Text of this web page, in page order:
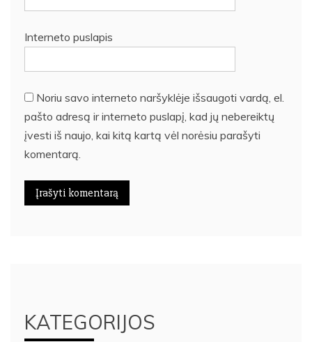
Interneto puslapis
Noriu savo interneto naršyklėje išsaugoti vardą, el.
pašto adresą ir interneto puslapį, kad jų nebereiktų
įvesti iš naujo, kai kitą kartą vėl norėsiu parašyti
komentarą.
KATEGORIJOS